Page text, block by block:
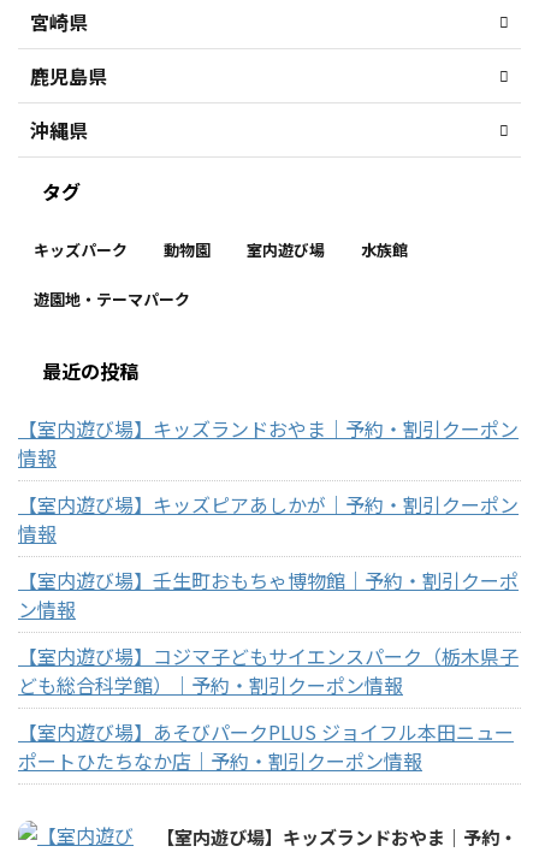
宮崎県
鹿児島県
沖縄県
タグ
キッズパーク 動物園 室内遊び場 水族館
遊園地・テーマパーク
最近の投稿
【室内遊び場】キッズランドおやま｜予約・割引クーポン
情報
【室内遊び場】キッズピアあしかが｜予約・割引クーポン
情報
【室内遊び場】壬生町おもちゃ博物館｜予約・割引クーポ
ン情報
【室内遊び場】コジマ子どもサイエンスパーク（栃木県子
ども総合科学館）｜予約・割引クーポン情報
【室内遊び場】あそびパークPLUS ジョイフル本田ニュー
ポートひたちなか店｜予約・割引クーポン情報
【室内遊び場】キッズランドおやま｜予約・